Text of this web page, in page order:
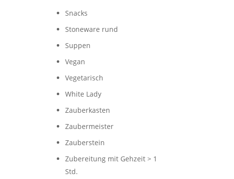
Snacks
Stoneware rund
Suppen
Vegan
Vegetarisch
White Lady
Zauberkasten
Zaubermeister
Zauberstein
Zubereitung mit Gehzeit > 1
Std.